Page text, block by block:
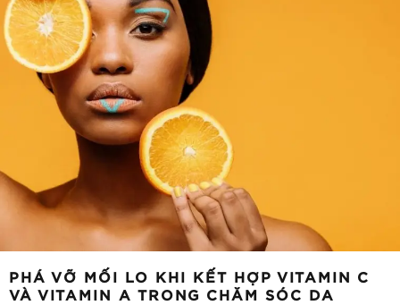
PHÁ VỠ MỐI LO KHI KẾT HỢP VITAMIN C
VÀ VITAMIN A TRONG CHĂM SÓC DA